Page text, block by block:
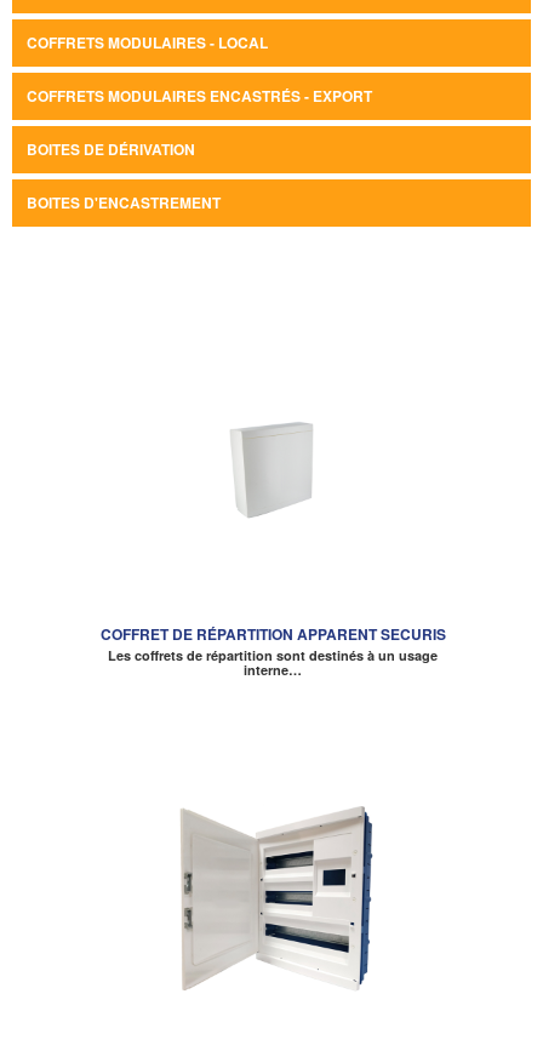
COFFRETS MODULAIRES - LOCAL
COFFRETS MODULAIRES ENCASTRÉS - EXPORT
BOITES DE DÉRIVATION
BOITES D'ENCASTREMENT
COFFRET DE RÉPARTITION APPARENT SECURIS
Les coffrets de répartition sont destinés à un usage
interne…